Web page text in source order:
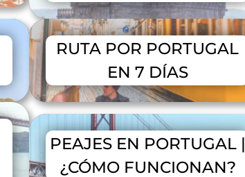
RUTA POR PORTUGAL
EN 7 DÍAS
PEAJES EN PORTUGAL |
¿CÓMO FUNCIONAN?